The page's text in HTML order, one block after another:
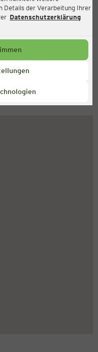
Details der Verarbeitung Ihrer
Datenschutzerklärung